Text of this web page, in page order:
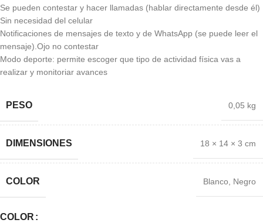
Se pueden contestar y hacer llamadas (hablar directamente desde él)
Sin necesidad del celular
Notificaciones de mensajes de texto y de WhatsApp (se puede leer el
mensaje).Ojo no contestar
Modo deporte: permite escoger que tipo de actividad física vas a
realizar y monitoriar avances
PESO 0,05 kg
DIMENSIONES 18 × 14 × 3 cm
COLOR Blanco Negro
COLOR